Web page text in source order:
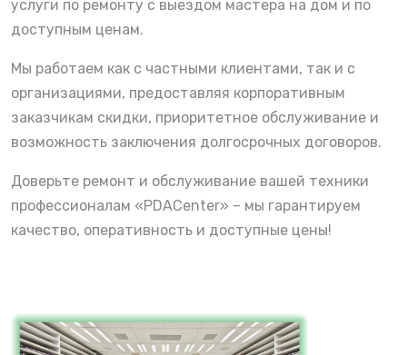
услуги по ремонту с выездом мастера на дом и по
доступным ценам.
Мы работаем как с частными клиентами, так и с
организациями, предоставляя корпоративным
заказчикам скидки, приоритетное обслуживание и
возможность заключения долгосрочных договоров.
Доверьте ремонт и обслуживание вашей техники
профессионалам «PDACenter» – мы гарантируем
качество, оперативность и доступные цены!